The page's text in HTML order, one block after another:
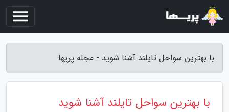
با بهترین سواحل تایلند آشنا شوید - مجله پریها
با بهترین سواحل تایلند آشنا شوید